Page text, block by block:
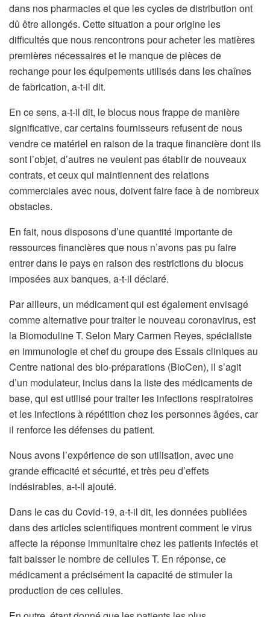
dans nos pharmacies et que les cycles de distribution ont
dû être allongés. Cette situation a pour origine les
difficultés que nous rencontrons pour acheter les matières
premières nécessaires et le manque de pièces de
rechange pour les équipements utilisés dans les chaînes
de fabrication, a-t-il dit.
En ce sens, a-t-il dit, le blocus nous frappe de manière
significative, car certains fournisseurs refusent de nous
vendre ce matériel en raison de la traque financière dont ils
sont l’objet, d’autres ne veulent pas établir de nouveaux
contrats, et ceux qui maintiennent des relations
commerciales avec nous, doivent faire face à de nombreux
obstacles.
En fait, nous disposons d’une quantité importante de
ressources financières que nous n’avons pas pu faire
entrer dans le pays en raison des restrictions du blocus
imposées aux banques, a-t-il déclaré.
Par ailleurs, un médicament qui est également envisagé
comme alternative pour traiter le nouveau coronavirus, est
la Biomoduline T. Selon Mary Carmen Reyes, spécialiste
en immunologie et chef du groupe des Essais cliniques au
Centre national des bio-préparations (BioCen), il s’agit
d’un modulateur, inclus dans la liste des médicaments de
base, qui est utilisé pour traiter les infections respiratoires
et les infections à répétition chez les personnes âgées, car
il renforce les défenses du patient.
Nous avons l’expérience de son utilisation, avec une
grande efficacité et sécurité, et très peu d’effets
indésirables, a-t-il ajouté.
Dans le cas du Covid-19, a-t-il dit, les données publiées
dans des articles scientifiques montrent comment le virus
affecte la réponse immunitaire chez les patients infectés et
fait baisser le nombre de cellules T. En réponse, ce
médicament a précisément la capacité de stimuler la
production de ces cellules.